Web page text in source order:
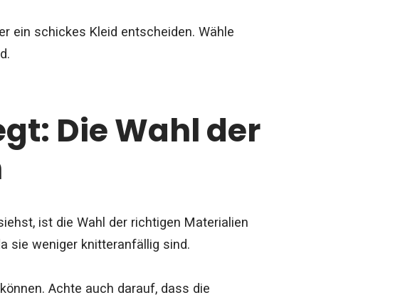
ein schickes Kleid entscheiden. Wähle
Die Wahl der
ist die Wahl der richtigen Materialien
sie weniger knitteranfällig sind.
Achte auch darauf, dass die